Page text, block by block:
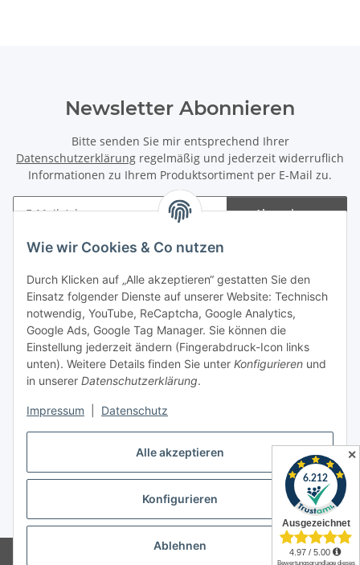
Alle akzeptieren
Konfigurieren
Ablehnen
Wie wir Cookies & Co nutzen
Durch Klicken auf „Alle akzeptieren“ gestatten Sie den
Einsatz folgender Dienste auf unserer Website: Technisch
notwendig, YouTube, ReCaptcha, Google Analytics,
Google Ads, Google Tag Manager. Sie können die
Einstellung jederzeit ändern (Fingerabdruck-Icon links
unten). Weitere Details finden Sie unter Konfigurieren und
in unserer Datenschutzerklärung.
Impressum Datenschutz
Newsletter Abonnieren
Bitte senden Sie mir entsprechend Ihrer
Datenschutzerklärung regelmäßig und jederzeit widerruflich
Informationen zu Ihrem Produktsortiment per E-Mail zu.
Abonnieren
Newsletter Abonnieren
Informationen
Gesetzliche Informationen
Spieletreffs in Jülich & Umgebung
* Alle Preise inkl. gesetzlicher USt., zzgl.Versand
Brettspiele
✕